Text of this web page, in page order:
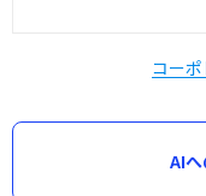
コー
AI